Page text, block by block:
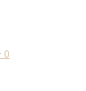
0